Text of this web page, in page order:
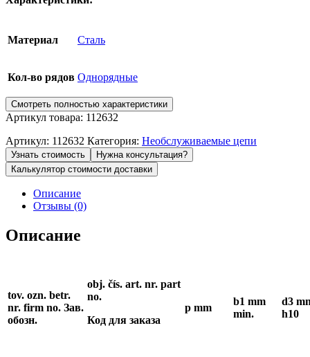
Материал Сталь
Кол-во рядов Однорядные
Смотреть полностью характеристики
Артикул товара: 112632
Артикул: 112632 Категория: Необслуживаемые цепи
Узнать стоимость
Нужна консультация?
Калькулятор стоимости доставки
Описание
Отзывы (0)
Описание
tov. ozn. betr.
nr. firm no. Зав.
обозн.
obj. čís. art. nr. part
no.
Код для заказа
p mm
b1 mm
min.
d3
h10